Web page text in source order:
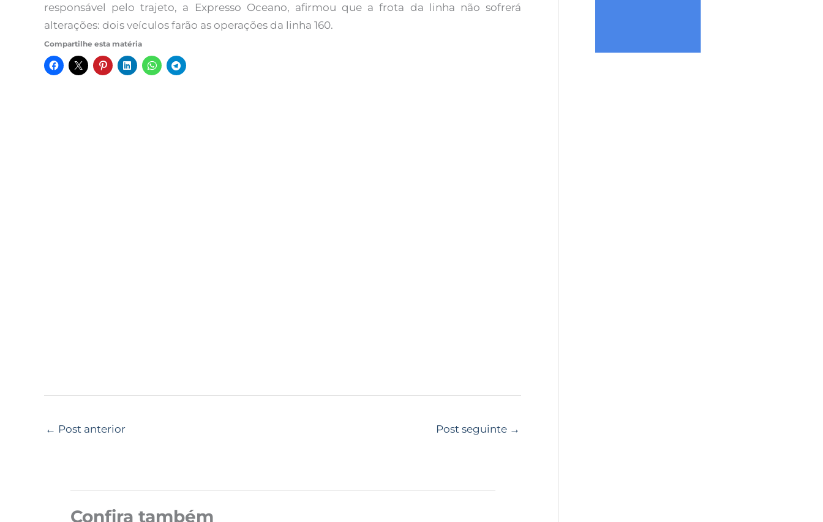
responsável pelo trajeto, a Expresso Oceano, afirmou que a frota da linha não sofrerá
alterações: dois veículos farão as operações da linha 160.
Compartilhe esta matéria
← Post anterior Post seguinte →
Confira também